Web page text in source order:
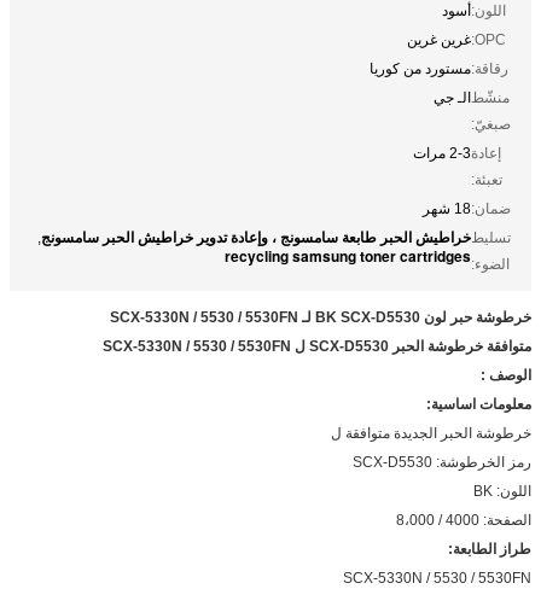
اللون:أسود
OPC: غرين غرين
رقاقة:مستورد من كوريا
منشّط
صبغيّ:
الـ جي
إعادة
تعبئة:
2-3 مرات
ضمان:18 شهر
تسليط
الضوء:
خراطيش الحبر طابعة سامسونج ، وإعادة تدوير خراطيش الحبر سامسونج,
recycling samsung toner cartridges
خرطوشة حبر لون BK SCX-D5530 لـ SCX-5330N / 5530 / 5530FN
متوافقة خرطوشة الحبر SCX-D5530 ل SCX-5330N / 5530 / 5530FN
الوصف :
معلومات اساسية:
خرطوشة الحبر الجديدة متوافقة ل
رمز الخرطوشة: SCX-D5530
اللون: BK
الصفحة: 4000 / 8،000
طراز الطابعة:
SCX-5330N / 5530 / 5530FN